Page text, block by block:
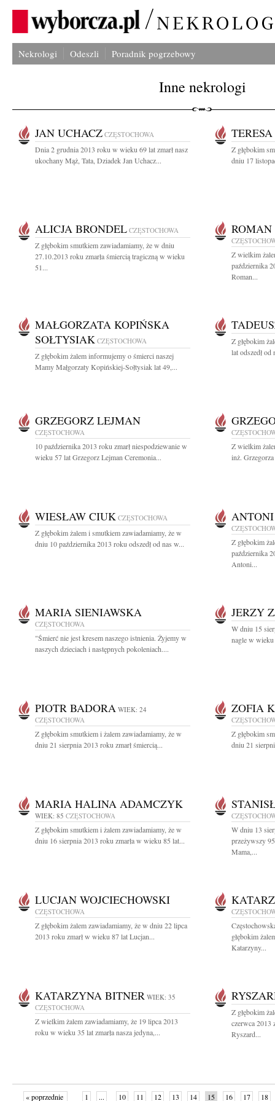
Nekrologi Odeszli Poradnik pogrzebowy
Inne nekrologi
JAN UCHACZ CZĘSTOCHOWA
Dnia 2 grudnia 2013 roku w wieku 69 lat zmarł nasz
ukochany Mąż, Tata, Dziadek Jan Uchacz...
Z głębokim
dniu 17
ALICJA BRONDEL CZĘSTOCHOWA
Z głębokim smutkiem zawiadamiamy, że w dniu
27.10.2013 roku zmarła śmiercią tragiczną w wieku
51...
Z wielkim
października
Roman...
MAŁGORZATA KOPIŃSKA
SOŁTYSIAK CZĘSTOCHOWA
Z głębokim żalem informujemy o śmierci naszej
Mamy Małgorzaty Kopińskiej-Sołtysiak lat 49,...
Z głębokim
lat odszedł od
GRZEGORZ LEJMAN
CZĘSTOCHOWA
10 października 2013 roku zmarł niespodziewanie w
wieku 57 lat Grzegorz Lejman Ceremonia...
Z wielkim
inż.
WIESŁAW CIUK CZĘSTOCHOWA
Z głębokim żalem i smutkiem zawiadamiamy, że w
dniu 10 października 2013 roku odszedł od nas w...
Z głębokim
października
Antoni...
MARIA SIENIAWSKA
CZĘSTOCHOWA
"Śmierć nie jest kresem naszego istnienia. Żyjemy w
naszych dzieciach i następnych pokoleniach....
JERZY
W dniu 15
nagle w
PIOTR BADORA WIEK: 24
CZĘSTOCHOWA
Z głębokim smutkiem i żalem zawiadamiamy, że w
dniu 21 sierpnia 2013 roku zmarł śmiercią...
ZOFIA
Z głębokim
dniu 21
MARIA HALINA ADAMCZYK
WIEK: 85 CZĘSTOCHOWA
Z głębokim smutkiem i żalem zawiadamiamy, że w
dniu 16 sierpnia 2013 roku zmarła w wieku 85 lat...
W dniu 13
przeżywszy
Mama,...
LUCJAN WOJCIECHOWSKI
CZĘSTOCHOWA
Z głębokim żalem zawiadamiamy, że w dniu 22 lipca
2013 roku zmarł w wieku 87 lat Lucjan...
głębokim
Katarzyny...
KATARZYNA BITNER WIEK: 35
CZĘSTOCHOWA
Z wielkim żalem zawiadamiamy, że 19 lipca 2013
roku w wieku 35 lat zmarła nasza jedyna,...
Z głębokim
czerwca 2013
Ryszard...
« poprzednie 1 ... 10 11 12 13 14 15 16 17 18